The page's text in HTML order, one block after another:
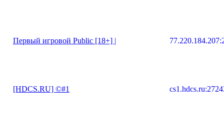
Первый игровой Public [18+] |
[HDCS.RU] ©#1